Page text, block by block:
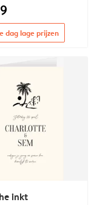
dag lage prijzen
inkt